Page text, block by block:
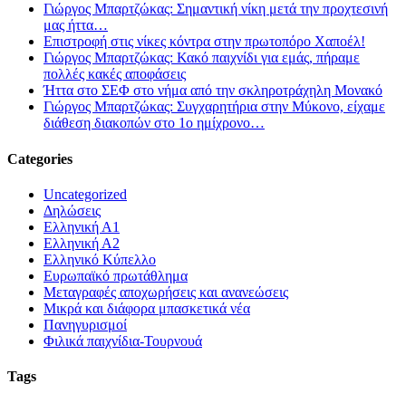
Γιώργος Μπαρτζώκας: Σημαντική νίκη μετά την προχτεσινή
μας ήττα…
Επιστροφή στις νίκες κόντρα στην πρωτοπόρο Χαποέλ!
Γιώργος Μπαρτζώκας: Κακό παιχνίδι για εμάς, πήραμε
πολλές κακές αποφάσεις
Ήττα στο ΣΕΦ στο νήμα από την σκληροτράχηλη Μονακό
Γιώργος Μπαρτζώκας: Συγχαρητήρια στην Μύκονο, είχαμε
διάθεση διακοπών στο 1ο ημίχρονο…
Categories
Uncategorized
Δηλώσεις
Ελληνική Α1
Ελληνική Α2
Ελληνικό Κύπελλο
Ευρωπαϊκό πρωτάθλημα
Μεταγραφές αποχωρήσεις και ανανεώσεις
Μικρά και διάφορα μπασκετικά νέα
Πανηγυρισμοί
Φιλικά παιχνίδια-Τουρνουά
Tags